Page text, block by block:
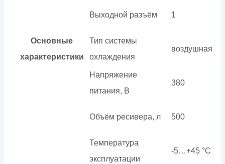
Основные
характеристики
Выходной разъём 1
Тип системы
охлаждения
воздушная
Напряжение
питания, В
380
Объём ресивера, л 500
Температура
эксплуатации
-5…+45 °C